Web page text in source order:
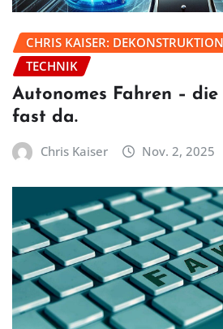
CHRIS KAISER:
TECHNIK
Autonomes Fahren –
fast da.
Chris Kaiser Nov. 2, 2025